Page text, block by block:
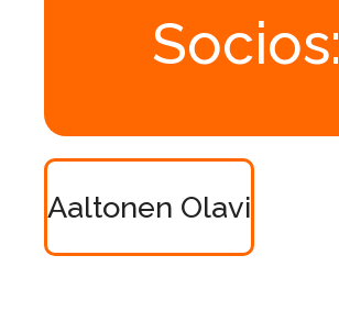
Socios:
Aaltonen Olavi